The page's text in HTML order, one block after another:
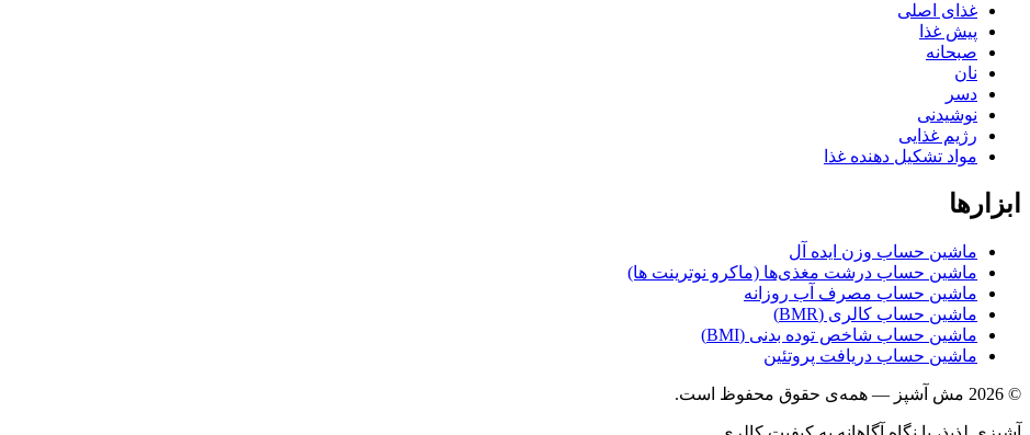
غذای اصلی
پیش غذا
صبحانه
نان
دسر
نوشیدنی
رژیم غذایی
مواد تشکیل دهنده غذا
ابزارها
ماشین حساب وزن ایده آل
ماشین حساب درشت مغذی‌ها (ماکرو نوترینت ها)
ماشین حساب مصرف آب روزانه
ماشین حساب کالری (BMR)
ماشین حساب شاخص توده بدنی (BMI)
ماشین حساب دریافت پروتئین
© 2026 مش آشپز — همه‌ی حقوق محفوظ است.